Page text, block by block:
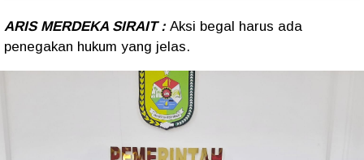
ARIS MERDEKA SIRAIT : Aksi begal harus ada
penegakan hukum yang jelas.